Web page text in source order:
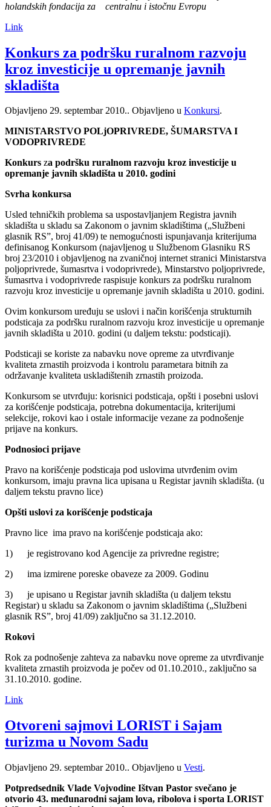
holandskih fondacija za centralnu i istočnu Evropu
Link
Konkurs za podršku ruralnom razvoju
kroz investicije u opremanje javnih
skladišta
Objavljeno 29. septembar 2010.. Objavljeno u Konkursi.
MINISTARSTVO POLjOPRIVREDE, ŠUMARSTVA I
VODOPRIVREDE
Konkurs za podršku ruralnom razvoju kroz investicije u
opremanje javnih skladišta u 2010. godini
Svrha konkursa
Usled tehničkih problema sa uspostavljanjem Registra javnih
skladišta u skladu sa Zakonom o javnim skladištima („Službeni
glasnik RS”, broj 41/09) te nemogućnosti ispunjavanja kriterijuma
definisanog Konkursom (najavljenog u Službenom Glasniku RS
broj 23/2010 i objavljenog na zvaničnoj internet stranici Ministarstva
poljoprivrede, šumasrtva i vodoprivrede), Minstarstvo poljoprivrede,
šumasrtva i vodoprivrede raspisuje konkurs za podršku ruralnom
razvoju kroz investicije u opremanje javnih skladišta u 2010. godini.
Ovim konkursom uređuju se uslovi i način korišćenja strukturnih
podsticaja za podršku ruralnom razvoju kroz investicije u opremanje
javnih skladišta u 2010. godini (u daljem tekstu: podsticaji).
Podsticaji se koriste za nabavku nove opreme za utvrđivanje
kvaliteta zrnastih proizvoda i kontrolu parametara bitnih za
održavanje kvaliteta uskladištenih zrnastih proizoda.
Konkursom se utvrđuju: korisnici podsticaja, opšti i posebni uslovi
za korišćenje podsticaja, potrebna dokumentacija, kriterijumi
selekcije, rokovi kao i ostale informacije vezane za podnošenje
prijave na konkurs.
Podnosioci prijave
Pravo na korišćenje podsticaja pod uslovima utvrđenim ovim
konkursom, imaju pravna lica upisana u Registar javnih skladišta. (u
daljem tekstu pravno lice)
Opšti uslovi za korišćenje podsticaja
Pravno lice ima pravo na korišćenje podsticaja ako:
1) je registrovano kod Agencije za privredne registre;
2) ima izmirene poreske obaveze za 2009. Godinu
3) je upisano u Registar javnih skladišta (u daljem tekstu
Registar) u skladu sa Zakonom o javnim skladištima („Službeni
glasnik RS”, broj 41/09) zaključno sa 31.12.2010.
Rokovi
Rok za podnošenje zahteva za nabavku nove opreme za utvrđivanje
kvaliteta zrnastih proizvoda je počev od 01.10.2010., zaključno sa
31.10.2010. godine.
Link
Otvoreni sajmovi LORIST i Sajam
turizma u Novom Sadu
Objavljeno 29. septembar 2010.. Objavljeno u Vesti.
Potpredsednik Vlade Vojvodine Ištvan Pastor svečano je
otvorio 43. međunarodni sajam lova, ribolova i sporta LORIST